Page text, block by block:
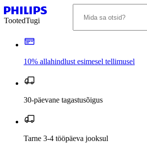
TootedTugi
10% allahindlust esimesel tellimusel
30-päevane tagastusõigus
Tarne 3-4 tööpäeva jooksul